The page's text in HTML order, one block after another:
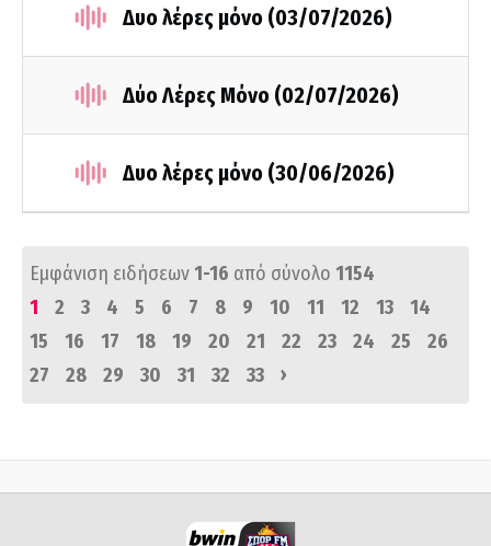
Δυο λέρες μόνο (03/07/2026)
Δύο Λέρες Μόνο (02/07/2026)
Δυο λέρες μόνο (30/06/2026)
Εμφάνιση ειδήσεων1-16 από σύνολο 1154
1
2 3 4 5 6 7 8 9 10 11 12 13
14
15
16 17 18 19 20 21 22 23 24 25
26
27
28 29 30 31 32 33 ›